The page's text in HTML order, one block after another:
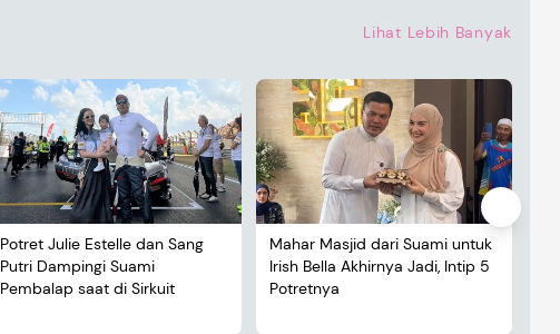
Lihat Lebih Banyak
Potret Julie Estelle dan Sang
Putri Dampingi Suami
Pembalap saat di Sirkuit
Mahar Masjid dari Suami untuk
Irish Bella Akhirnya Jadi, Intip 5
Potretnya